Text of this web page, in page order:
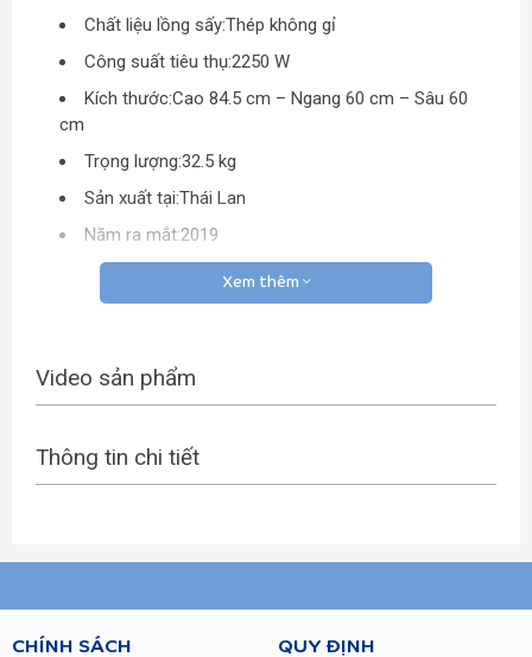
Chất liệu lồng sấy:Thép không gỉ
Công suất tiêu thụ:2250 W
Kích thước:Cao 84.5 cm – Ngang 60 cm – Sâu 60
cm
Trọng lượng:32.5 kg
Sản xuất tại:Thái Lan
Năm ra mắt:2019
Bảo hành:
gọn cùng màu trắng sang trọng, không chỉ phù hợp với
không gian nội thất mà nó còn góp phần tiết kiệm không
Xem thêm
Video sản phẩm
Thông tin chi tiết
CHÍNH SÁCH QUY ĐỊNH